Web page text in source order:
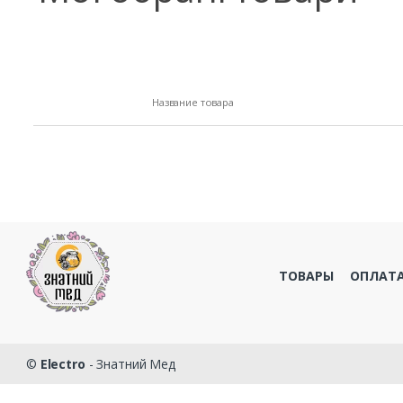
Название товара
ТОВАРЫ
© Electro - Знатний Мед